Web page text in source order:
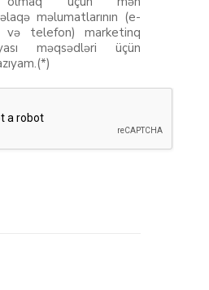
məlumatlarının (e-
və telefon) marketinq
məqsədləri üçün